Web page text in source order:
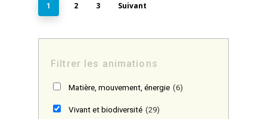
1 2 3 Suivant
Filtrer les animations
Matière, mouvement, énergie (6)
Vivant et biodiversité (29)